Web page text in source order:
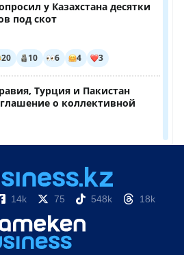
14k 75 548k 18k